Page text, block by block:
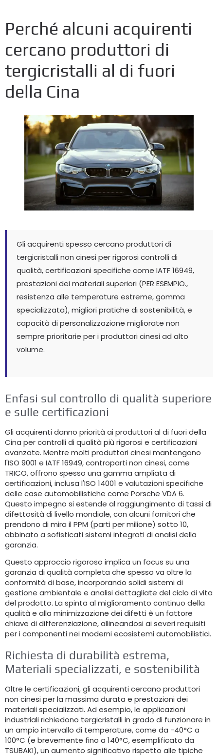
Perché alcuni acquirenti
cercano produttori di
tergicristalli al di fuori
della Cina
Gli acquirenti spesso cercano produttori di
tergicristalli non cinesi per rigorosi controlli di
qualità, certificazioni specifiche come IATF 16949,
prestazioni dei materiali superiori (PER ESEMPIO.,
resistenza alle temperature estreme, gomma
specializzata), migliori pratiche di sostenibilità, e
capacità di personalizzazione migliorate non
sempre prioritarie per i produttori cinesi ad alto
volume.
Enfasi sul controllo di qualità superiore
e sulle certificazioni
Gli acquirenti danno priorità ai produttori al di fuori della
Cina per controlli di qualità più rigorosi e certificazioni
avanzate. Mentre molti produttori cinesi mantengono
l'ISO 9001 e IATF 16949, controparti non cinesi, come
TRICO, offrono spesso una gamma ampliata di
certificazioni, inclusa l'ISO 14001 e valutazioni specifiche
delle case automobilistiche come Porsche VDA 6.
Questo impegno si estende al raggiungimento di tassi di
difettosità di livello mondiale, con alcuni fornitori che
prendono di mira il PPM (parti per milione) sotto 10,
abbinato a sofisticati sistemi integrati di analisi della
garanzia.
Questo approccio rigoroso implica un focus su una
garanzia di qualità completa che spesso va oltre la
conformità di base, incorporando solidi sistemi di
gestione ambientale e analisi dettagliate del ciclo di vita
del prodotto. La spinta al miglioramento continuo della
qualità e alla minimizzazione dei difetti è un fattore
chiave di differenziazione, allineandosi ai severi requisiti
per i componenti nei moderni ecosistemi automobilistici.
Richiesta di durabilità estrema,
Materiali specializzati, e sostenibilità
Oltre le certificazioni, gli acquirenti cercano produttori
non cinesi per la massima durata e prestazioni dei
materiali specializzati. Ad esempio, le applicazioni
industriali richiedono tergicristalli in grado di funzionare in
un ampio intervallo di temperature, come da -40°C a
100°C (e brevemente fino a 140°C, esemplificato da
TSUBAKI), un aumento significativo rispetto alle tipiche